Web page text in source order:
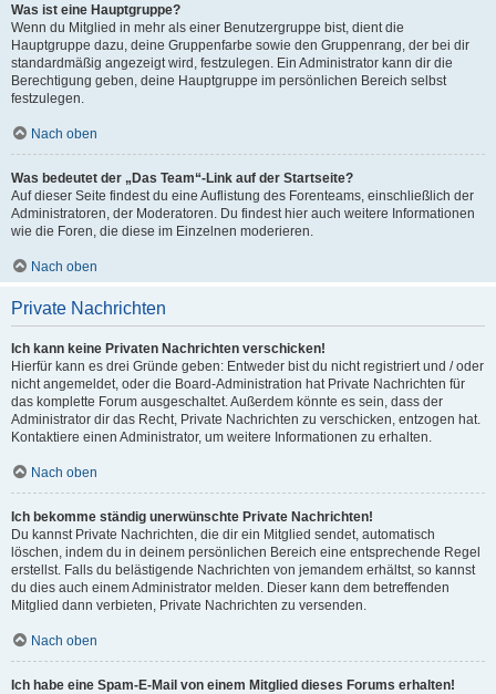
Was ist eine Hauptgruppe?
Wenn du Mitglied in mehr als einer Benutzergruppe bist, dient die
Hauptgruppe dazu, deine Gruppenfarbe sowie den Gruppenrang, der bei dir
standardmäßig angezeigt wird, festzulegen. Ein Administrator kann dir die
Berechtigung geben, deine Hauptgruppe im persönlichen Bereich selbst
festzulegen.
Nach oben
Was bedeutet der „Das Team“-Link auf der Startseite?
Auf dieser Seite findest du eine Auflistung des Forenteams, einschließlich der
Administratoren, der Moderatoren. Du findest hier auch weitere Informationen
wie die Foren, die diese im Einzelnen moderieren.
Nach oben
Private Nachrichten
Ich kann keine Privaten Nachrichten verschicken!
Hierfür kann es drei Gründe geben: Entweder bist du nicht registriert und / oder
nicht angemeldet, oder die Board-Administration hat Private Nachrichten für
das komplette Forum ausgeschaltet. Außerdem könnte es sein, dass der
Administrator dir das Recht, Private Nachrichten zu verschicken, entzogen hat.
Kontaktiere einen Administrator, um weitere Informationen zu erhalten.
Nach oben
Ich bekomme ständig unerwünschte Private Nachrichten!
Du kannst Private Nachrichten, die dir ein Mitglied sendet, automatisch
löschen, indem du in deinem persönlichen Bereich eine entsprechende Regel
erstellst. Falls du belästigende Nachrichten von jemandem erhältst, so kannst
du dies auch einem Administrator melden. Dieser kann dem betreffenden
Mitglied dann verbieten, Private Nachrichten zu versenden.
Nach oben
Ich habe eine Spam-E-Mail von einem Mitglied dieses Forums erhalten!